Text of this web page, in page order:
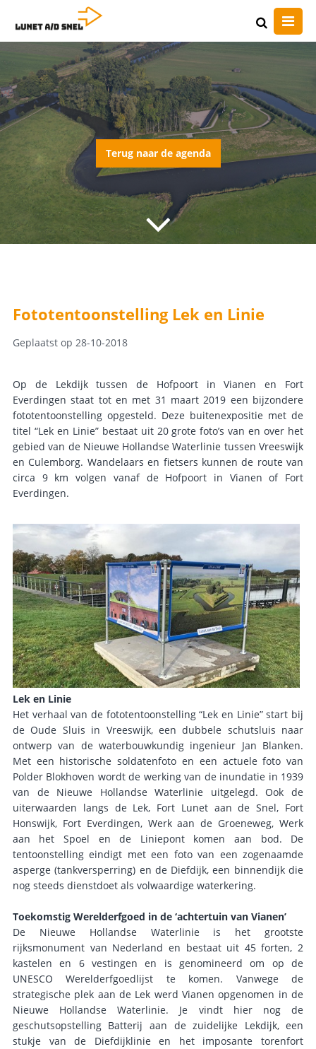
Terug naar de agenda
Fototentoonstelling Lek en Linie
Geplaatst op 28-10-2018
Op de Lekdijk tussen de Hofpoort in Vianen en Fort
Everdingen staat tot en met 31 maart 2019 een bijzondere
fototentoonstelling opgesteld. Deze buitenexpositie met de
titel “Lek en Linie” bestaat uit 20 grote foto’s van en over het
gebied van de Nieuwe Hollandse Waterlinie tussen Vreeswijk
en Culemborg. Wandelaars en fietsers kunnen de route van
circa 9 km volgen vanaf de Hofpoort in Vianen of Fort
Everdingen.
Lek en Linie
Het verhaal van de fototentoonstelling “Lek en Linie” start bij
de Oude Sluis in Vreeswijk, een dubbele schutsluis naar
ontwerp van de waterbouwkundig ingenieur Jan Blanken.
Met een historische soldatenfoto en een actuele foto van
Polder Blokhoven wordt de werking van de inundatie in 1939
van de Nieuwe Hollandse Waterlinie uitgelegd. Ook de
uiterwaarden langs de Lek, Fort Lunet aan de Snel, Fort
Honswijk, Fort Everdingen, Werk aan de Groeneweg, Werk
aan het Spoel en de Liniepont komen aan bod. De
tentoonstelling eindigt met een foto van een zogenaamde
asperge (tankversperring) en de Diefdijk, een binnendijk die
nog steeds dienstdoet als volwaardige waterkering.
Toekomstig Werelderfgoed in de ‘achtertuin van Vianen’
De Nieuwe Hollandse Waterlinie is het grootste
rijksmonument van Nederland en bestaat uit 45 forten, 2
kastelen en 6 vestingen en is genomineerd om op de
UNESCO Werelderfgoedlijst te komen. Vanwege de
strategische plek aan de Lek werd Vianen opgenomen in de
Nieuwe Hollandse Waterlinie. Je vindt hier nog de
geschutsopstelling Batterij aan de zuidelijke Lekdijk, een
stukje van de Diefdijklinie en het imposante torenfort